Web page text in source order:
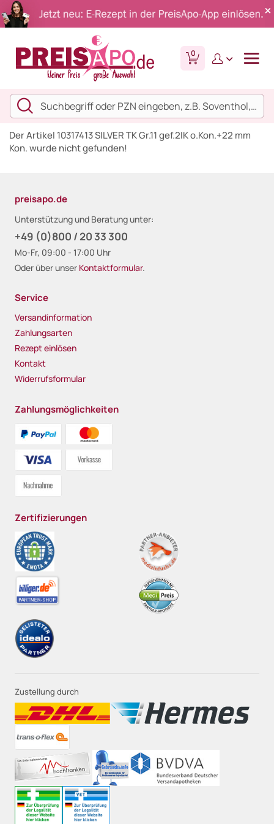
0
Der Artikel 10317413 SILVER TK Gr.11 gef.2IK o.Kon.+22 mm
Kon. wurde nicht gefunden!
preisapo.de
Unterstützung und Beratung unter:
+49 (0)800 / 20 33 300
Mo-Fr, 09:00 - 17:00 Uhr
Oder über unser Kontaktformular.
Service
Versandinformation
Zahlungsarten
Rezept einlösen
Kontakt
Widerrufsformular
Zahlungsmöglichkeiten
Zertifizierungen
Zustellung durch